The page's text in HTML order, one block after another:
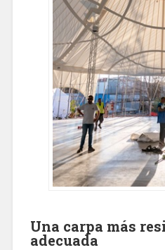
Una carpa más
adecuada